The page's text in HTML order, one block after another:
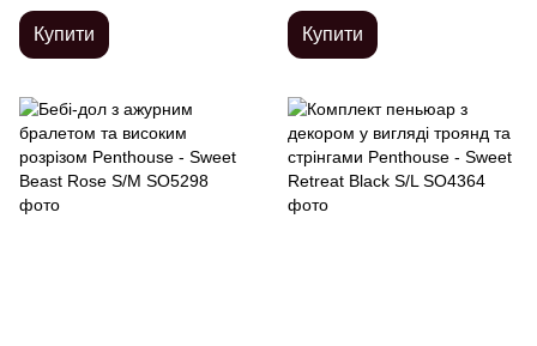
Купити Купити